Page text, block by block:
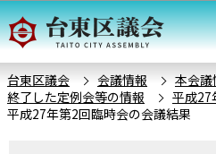
こ
の
ー
ジ
の
このページの
台東区議会 会議情報
本会議
終了した定例会等の情報
平成27
平成27年第2回臨時会の会議結果